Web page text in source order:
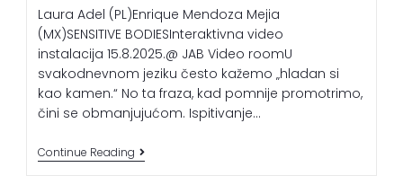
Laura Adel (PL)Enrique Mendoza Mejia
(MX)SENSITIVE BODIESInteraktivna video
instalacija 15.8.2025.@ JAB Video roomU
svakodnevnom jeziku često kažemo „hladan si
kao kamen.“ No ta fraza, kad pomnije promotrimo,
čini se obmanjujućom. Ispitivanje…
Continue Reading